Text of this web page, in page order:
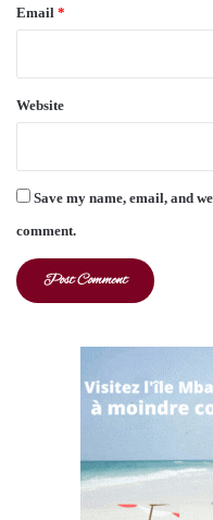
Email *
Website
Save my name, email, and
comment.